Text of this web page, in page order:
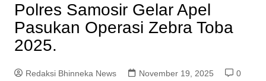
Polres Samosir Gelar Apel
Pasukan Operasi Zebra Toba
2025.
Redaksi Bhinneka News November 19, 2025
0